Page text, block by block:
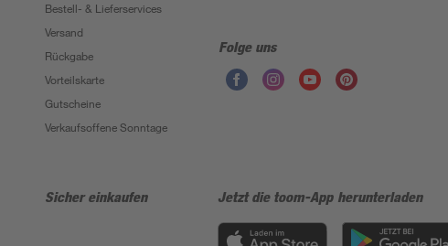
Bestell- & Lieferservices
Versand
Rückgabe
Vorteilskarte
Gutscheine
Verkaufsoffene Sonntage
Folge uns
Sicher einkaufen Jetzt die toom-App herunterladen